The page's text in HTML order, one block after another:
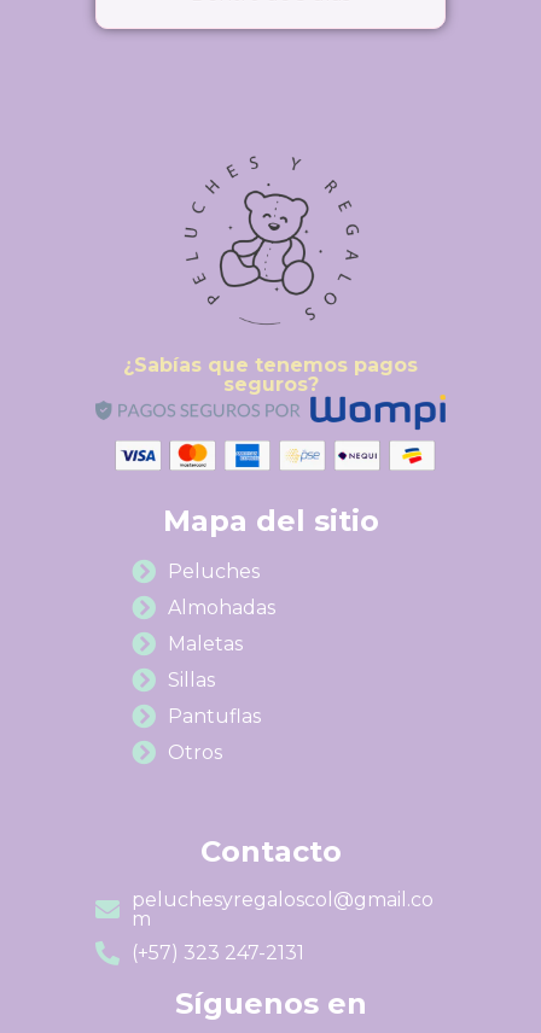
¿Sabías que tenemos pagos
seguros?
Mapa del sitio
Peluches
Almohadas
Maletas
Sillas
Pantuflas
Otros
Contacto
peluchesyregaloscol@gmail.co
m
(+57) 323 247-2131
Síguenos en